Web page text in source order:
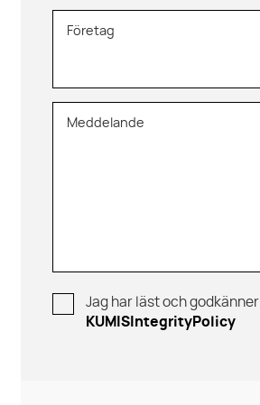
Företag
Meddelande
Jag har läst och godkänner
KUMISIntegrityPolicy